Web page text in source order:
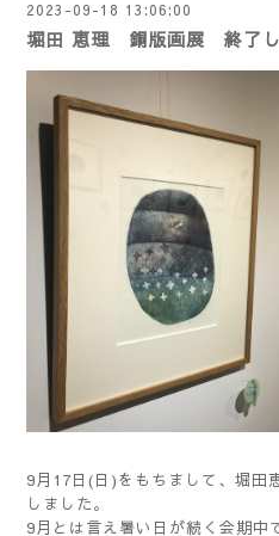
2023-09-18 13:06:00
堀田 恵理 銅版画展 終了
9月17日(日)をもちまして、堀田
しました。
9月とは言え暑い日が続く会期中